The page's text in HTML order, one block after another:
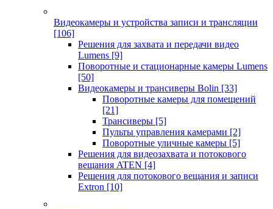
Видеокамеры и устройства записи и трансляции
[106]
Решения для захвата и передачи видео
Lumens [9]
Поворотные и стационарные камеры Lumens
[50]
Видеокамеры и трансиверы Bolin [33]
Поворотные камеры для помещений
[21]
Трансиверы [5]
Пульты управления камерами [2]
Поворотные уличные камеры [5]
Решения для видеозахвата и потокового
вещания ATEN [4]
Решения для потокового вещания и записи
Extron [10]